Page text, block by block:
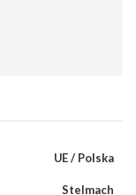
UE / Polska
Stelmach